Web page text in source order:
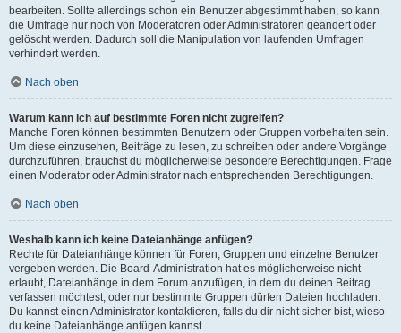
bearbeiten. Sollte allerdings schon ein Benutzer abgestimmt haben, so kann
die Umfrage nur noch von Moderatoren oder Administratoren geändert oder
gelöscht werden. Dadurch soll die Manipulation von laufenden Umfragen
verhindert werden.
Nach oben
Warum kann ich auf bestimmte Foren nicht zugreifen?
Manche Foren können bestimmten Benutzern oder Gruppen vorbehalten sein.
Um diese einzusehen, Beiträge zu lesen, zu schreiben oder andere Vorgänge
durchzuführen, brauchst du möglicherweise besondere Berechtigungen. Frage
einen Moderator oder Administrator nach entsprechenden Berechtigungen.
Nach oben
Weshalb kann ich keine Dateianhänge anfügen?
Rechte für Dateianhänge können für Foren, Gruppen und einzelne Benutzer
vergeben werden. Die Board-Administration hat es möglicherweise nicht
erlaubt, Dateianhänge in dem Forum anzufügen, in dem du deinen Beitrag
verfassen möchtest, oder nur bestimmte Gruppen dürfen Dateien hochladen.
Du kannst einen Administrator kontaktieren, falls du dir nicht sicher bist, wieso
du keine Dateianhänge anfügen kannst.